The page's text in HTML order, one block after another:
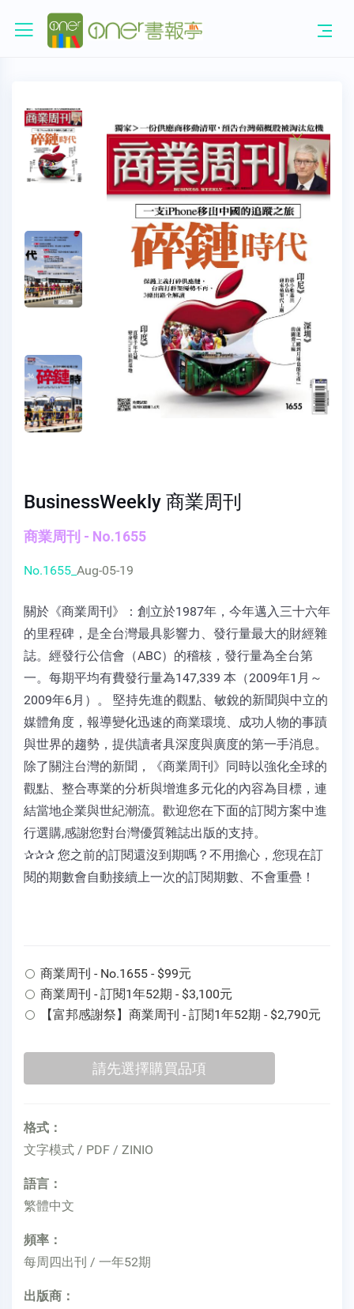
BusinessWeekly 商業周刊
商業周刊 - No.1655
No.1655_ Aug-05-19
關於《商業周刊》：創立於1987年，今年邁入三十六年
的里程碑，是全台灣最具影響力、發行量最大的財經雜
誌。經發行公信會（ABC）的稽核，發行量為全台第
一。每期平均有費發行量為147,339 本（2009年1月～
2009年6月）。 堅持先進的觀點、敏銳的新聞與中立的
媒體角度，報導變化迅速的商業環境、成功人物的事蹟
與世界的趨勢，提供讀者具深度與廣度的第一手消息。
除了關注台灣的新聞，《商業周刊》同時以強化全球的
觀點、整合專業的分析與增進多元化的內容為目標，連
結當地企業與世紀潮流。歡迎您在下面的訂閱方案中進
行選購,感謝您對台灣優質雜誌出版的支持。
✰✰✰ 您之前的訂閱還沒到期嗎？不用擔心，您現在訂
閱的期數會自動接續上一次的訂閱期數、不會重疊！
商業周刊 - No.1655 - $99元
商業周刊 - 訂閱1年52期 - $3,100元
【富邦感謝祭】商業周刊 - 訂閱1年52期 - $2,790元
格式：
文字模式 / PDF / ZINIO
語言：
繁體中文
頻率：
每周四出刊 / 一年52期
出版商：